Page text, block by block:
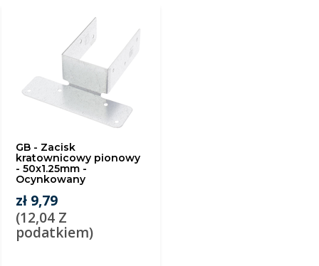
GB - Zacisk
kratownicowy pionowy
- 50x1.25mm -
Ocynkowany
zł 9,79
(12,04 Z
podatkiem)